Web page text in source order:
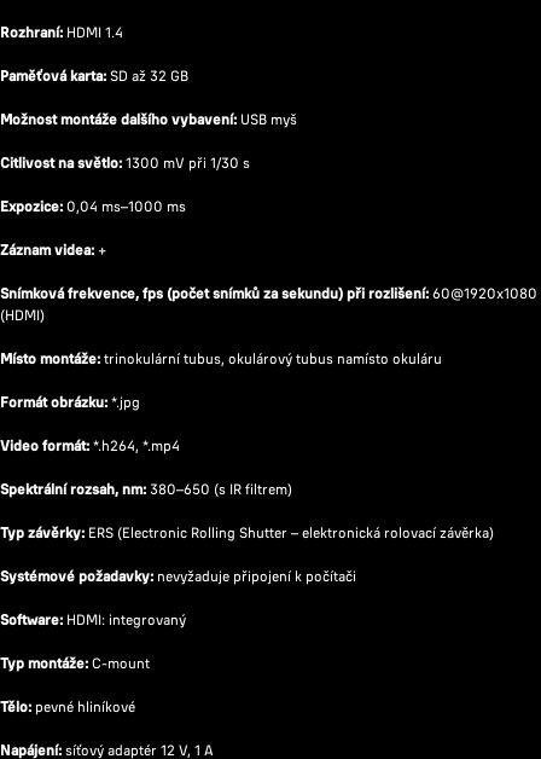
Rozhraní: HDMI 1.4
Paměťová karta: SD až 32 GB
Možnost montáže dalšího vybavení: USB myš
Citlivost na světlo: 1300 mV při 1/30 s
Expozice: 0,04 ms–1000 ms
Záznam videa: +
Snímková frekvence, fps (počet snímků za sekundu) při rozlišení: 60@1920x1080
(HDMI)
Místo montáže: trinokulární tubus, okulárový tubus namísto okuláru
Formát obrázku: *.jpg
Video formát: *.h264, *.mp4
Spektrální rozsah, nm: 380–650 (s IR filtrem)
Typ závěrky: ERS (Electronic Rolling Shutter – elektronická rolovací závěrka)
Systémové požadavky: nevyžaduje připojení k počítači
Software: HDMI: integrovaný
Typ montáže: C-mount
Tělo: pevné hliníkové
Napájení: síťový adaptér 12 V, 1 A